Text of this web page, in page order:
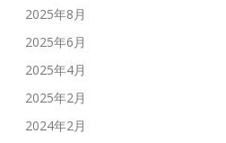
2025年8月
2025年6月
2025年4月
2025年2月
2024年2月